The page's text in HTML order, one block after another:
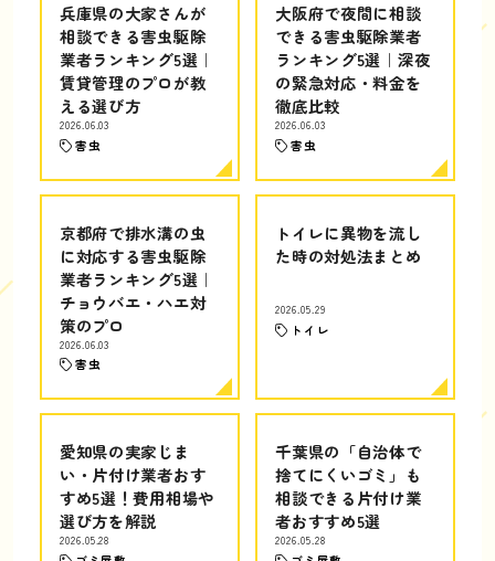
兵庫県の大家さんが
相談できる害虫駆除
業者ランキング5選｜
賃貸管理のプロが教
える選び方
2026.06.03
害虫
大阪府で夜間に相談
できる害虫駆除業者
ランキング5選｜深夜
の緊急対応・料金を
徹底比較
2026.06.03
害虫
京都府で排水溝の虫
に対応する害虫駆除
業者ランキング5選｜
チョウバエ・ハエ対
策のプロ
2026.06.03
害虫
トイレに異物を流し
た時の対処法まとめ
2026.05.29
トイレ
愛知県の実家じま
い・片付け業者おす
すめ5選！費用相場や
選び方を解説
2026.05.28
千葉県の「自治体で
捨てにくいゴミ」も
相談できる片付け業
者おすすめ5選
2026.05.28